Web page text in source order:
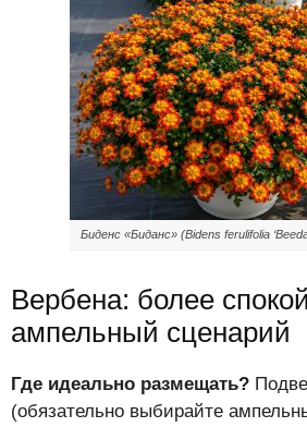
Биденс «Биданс» (Bidens ferulifolia
Вербена: более
ампельный сценарий
Где идеально размещать?
(обязательно выбирайте